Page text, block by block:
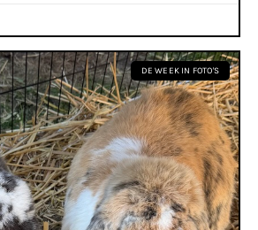
DE WEEK IN FOTO'S